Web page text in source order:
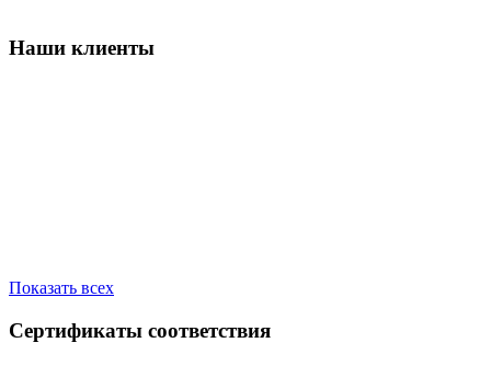
Наши клиенты
Показать всех
Сертификаты соответствия